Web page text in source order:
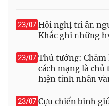
23/07 Hội nghị tri ân
Khắc ghi những
23/07 Thủ tướng: Chăm
cách mạng là
hiện tính nhân
23/07 Cựu chiến binh